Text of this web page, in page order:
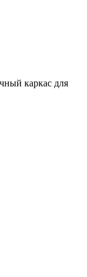
каркас для